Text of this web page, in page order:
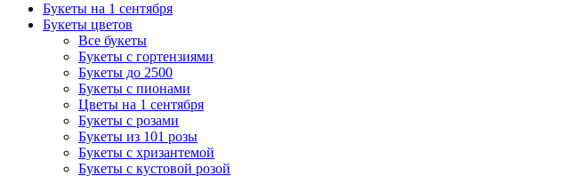
Букеты на 1 сентября
Букеты цветов
Все букеты
Букеты с гортензиями
Букеты до 2500
Букеты с пионами
Цветы на 1 сентября
Букеты с розами
Букеты из 101 розы
Букеты с хризантемой
Букеты с кустовой розой